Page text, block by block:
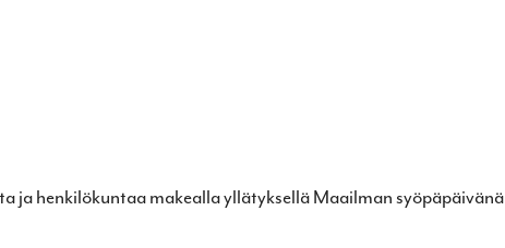
ja henkilökuntaa makealla yllätyksellä Maailman syöpäpäivänä